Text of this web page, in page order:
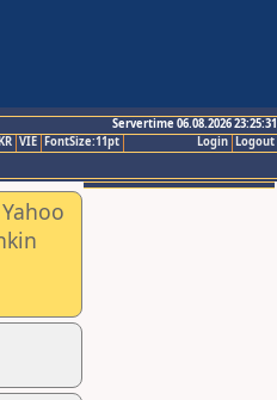
Servertime 06.08.2026 23:25:31
Logout
Login
VIE FontSize:11pt